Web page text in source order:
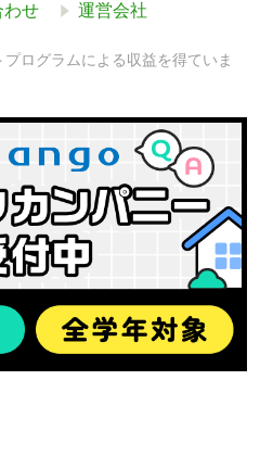
わせ 運営会社
ログラムによる収益を得ていま